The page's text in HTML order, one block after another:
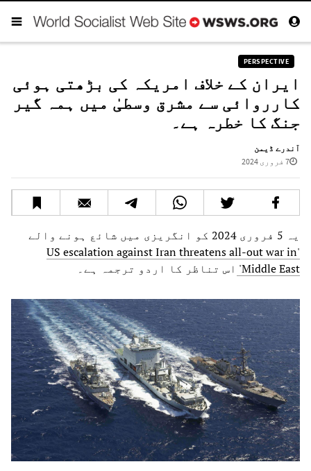
PERSPECTIVE
ایران کے خلاف امریکہ کی بڑھتی ہوئی
کارروائی سے مشرق وسطیٰ میں ہمہ گیر
جنگ کا خطرہ ہے۔
آندرے ڈیمن
7 فروری 2024
یہ 5 فروری 2024 کو انگریزی میں شائع ہونے والے
'US escalation against Iran threatens all-out war in
Middle East' اس تناظر کا اردو ترجمہ ہے۔